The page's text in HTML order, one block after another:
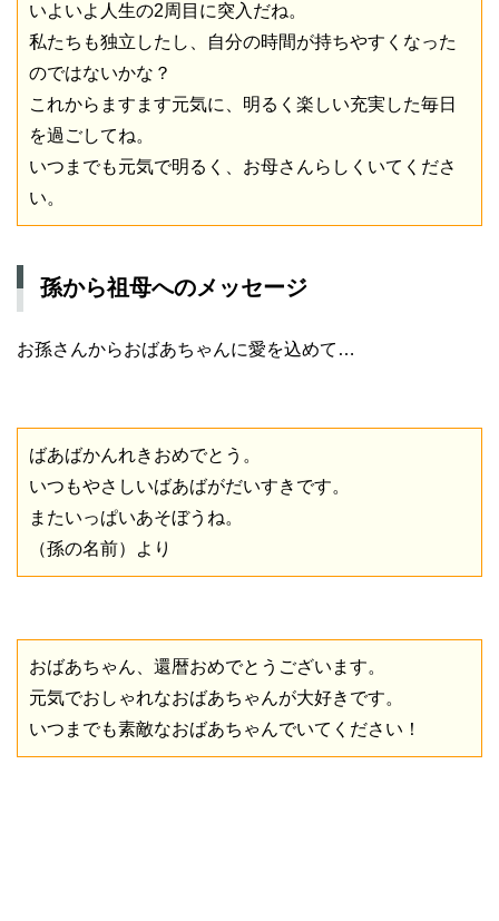
いよいよ人生の2周目に突入だね。
私たちも独立したし、自分の時間が持ちやすくなった
のではないかな？
これからますます元気に、明るく楽しい充実した毎日
を過ごしてね。
いつまでも元気で明るく、お母さんらしくいてくださ
い。
孫から祖母へのメッセージ
お孫さんからおばあちゃんに愛を込めて…
ばあばかんれきおめでとう。
いつもやさしいばあばがだいすきです。
またいっぱいあそぼうね。
（孫の名前）より
おばあちゃん、還暦おめでとうございます。
元気でおしゃれなおばあちゃんが大好きです。
いつまでも素敵なおばあちゃんでいてください！